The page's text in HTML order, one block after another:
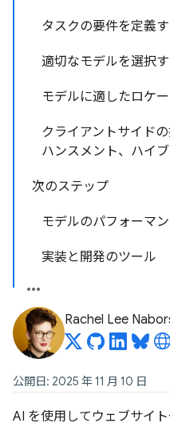
タスクの要件を定義
適切なモデルを選択
モデルに適したロケ
クライアントサイド
ハンスメント、ハイ
次のステップ
モデルのパフォーマ
実装と開発のツール
Rachel Lee
公開日: 2025 年 11 月 10 日
AI を使用してウェブサイ